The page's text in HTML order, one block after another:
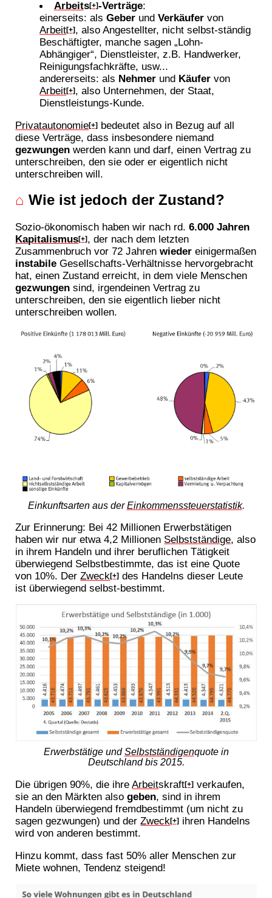
Arbeits[+]-Verträge:
einerseits: alsGeber undVerkäufer von
Arbeit[+], also Angestellter, nicht selbst-ständig
Beschäftigter, manche sagen „Lohn-
Abhängiger“, Dienstleister, z.B. Handwerker,
Reinigungsfachkräfte, usw...
andererseits: als Nehmer und Käufer von
Arbeit[+], also Unternehmen, der Staat,
Dienstleistungs-Kunde.
Privatautonomie[+] bedeutet also in Bezug auf all
diese Verträge, dass insbesondere niemand
gezwungen werden kann und darf, einen Vertrag zu
unterschreiben, den sie oder er eigentlich nicht
unterschreiben will.
⌂ Wie ist jedoch der Zustand?
Sozio-ökonomisch haben wir nach rd.6.000 Jahren
Kapitalismus[+], der nach dem letzten
Zusammenbruch vor 72 Jahrenwieder einigermaßen
instabile Gesellschafts-Verhältnisse hervorgebracht
hat, einen Zustand erreicht, in dem viele Menschen
gezwungen sind, irgendeinen Vertrag zu
unterschreiben, den sie eigentlich lieber nicht
unterschreiben wollen.
Einkunftsarten aus derEinkommenssteuerstatistik.
Zur Erinnerung: Bei 42 Millionen Erwerbstätigen
haben wir nur etwa 4,2 Millionen Selbstständige, also
in ihrem Handeln und ihrer beruflichen Tätigkeit
überwiegend Selbstbestimmte, das ist eine Quote
von 10%. DerZweck[+] des Handelns dieser Leute
ist überwiegend selbst-bestimmt.
Erwerbstätige und Selbstständigenquote in
Deutschland bis 2015.
Die übrigen 90%, die ihreArbeitskraft[+] verkaufen,
sie an den Märkten alsogeben, sind in ihrem
Handeln überwiegend fremdbestimmt (um nicht zu
sagen gezwungen) und derZweck[+] ihren Handelns
wird von anderen bestimmt.
Hinzu kommt, dass fast 50% aller Menschen zur
Miete wohnen, Tendenz steigend!